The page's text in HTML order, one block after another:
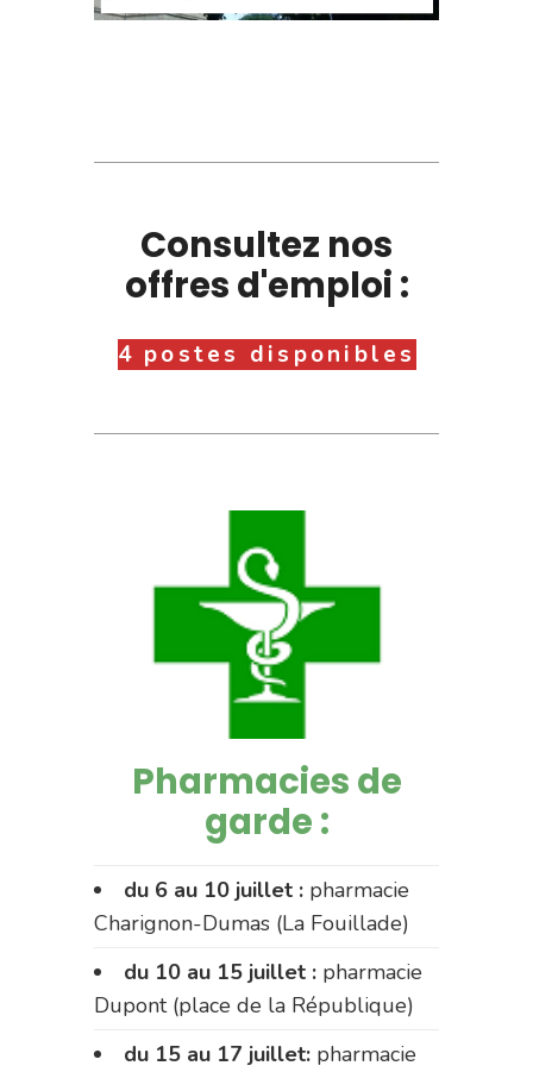
Consultez nos
offres d'emploi :
4 postes disponibles
Pharmacies de
garde :
du 6 au 10 juillet : pharmacie
Charignon-Dumas (La Fouillade)
du 10 au 15 juillet : pharmacie
Dupont (place de la République)
du 15 au 17 juillet: pharmacie